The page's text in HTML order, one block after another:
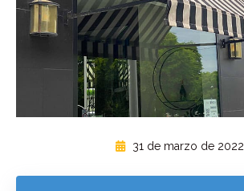
31 de marzo de 2022